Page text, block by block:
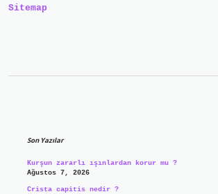
Sitemap
Son Yazılar
Kurşun zararlı ışınlardan korur mu ?
Ağustos 7, 2026
Crista capitis nedir ?